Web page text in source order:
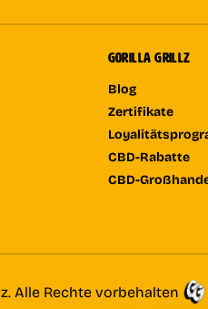
GORILLA GRILLZ
Blog
Zertifikate
CBD-Rabatte
CBD-
Alle Rechte vorbehalten